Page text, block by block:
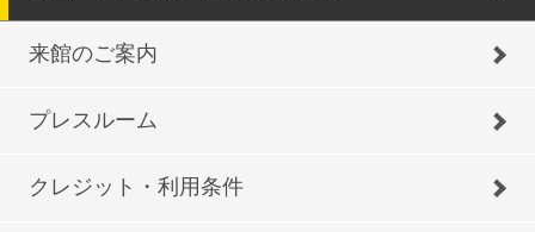
来館のご案内
プレスルーム
クレジット・利用条件